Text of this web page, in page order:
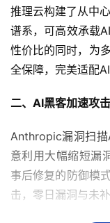
推理云构建了从中
谱系，可高效承载
性价比的同时，为
全保障，完美适配
二、AI黑客加速攻
Anthropic漏洞扫描
意利用大幅缩短漏
事后修复的防御模
击，零日漏洞与未